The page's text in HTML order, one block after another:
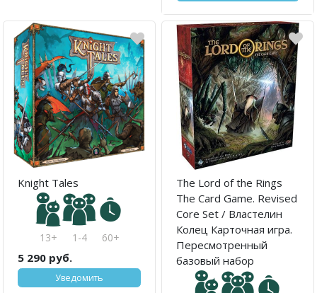
Knight Tales
13+ 1-4 60+
5 290 руб.
Уведомить
The Lord of the Rings
The Card Game. Revised
Core Set / Властелин
Колец Карточная игра.
Пересмотренный
базовый набор